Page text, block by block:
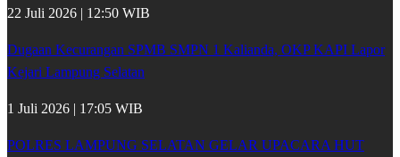
22 Juli 2026 | 12:50 WIB
Dugaan Kecurangan SPMB SMPN 1 Kalianda, OKP KAPI Lapor
Kejari Lampung Selatan
1 Juli 2026 | 17:05 WIB
POLRES LAMPUNG SELATAN GELAR UPACARA HUT